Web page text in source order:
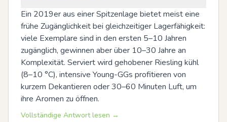
Ein 2019er aus einer Spitzenlage bietet meist eine
frühe Zugänglichkeit bei gleichzeitiger Lagerfähigkeit:
viele Exemplare sind in den ersten 5–10 Jahren
zugänglich, gewinnen aber über 10–30 Jahre an
Komplexität. Serviert wird gehobener Riesling kühl
(8–10 °C), intensive Young-GGs profitieren von
kurzem Dekantieren oder 30–60 Minuten Luft, um
ihre Aromen zu öffnen.
Vollständige Antwort lesen →